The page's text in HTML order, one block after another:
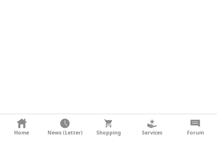
KONTAKT
Home News (Letter) Shopping Services Forum